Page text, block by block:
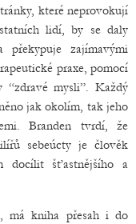
které neprovokují
lidí, by se daly
zajímavými
praxe, pomocí
“zdravé mysli”. Každý
jak okolím, tak jeho
Branden tvrdí, že
sebeúcty je člověk
docílit šťastnějšího a
má kniha přesah i do